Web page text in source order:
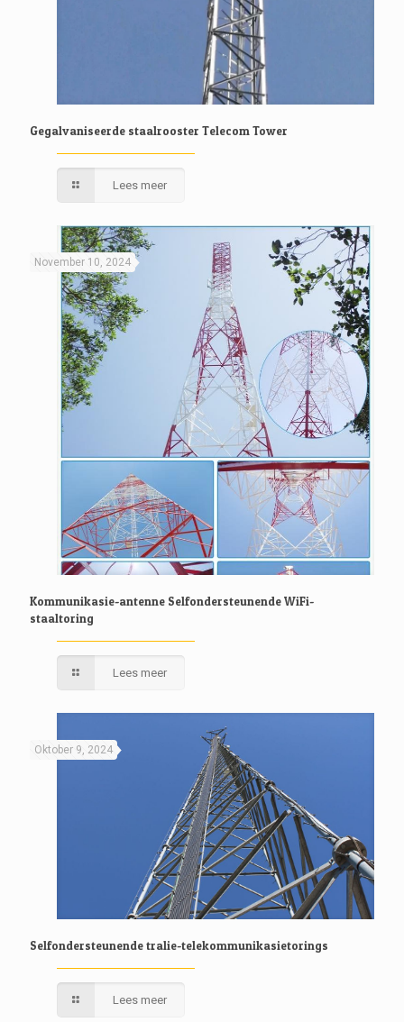
Gegalvaniseerde staalrooster Telecom Tower
Lees meer
November 10, 2024
Kommunikasie-antenne Selfondersteunende WiFi-
staaltoring
Lees meer
Oktober 9, 2024
Selfondersteunende tralie-telekommunikasietorings
Lees meer